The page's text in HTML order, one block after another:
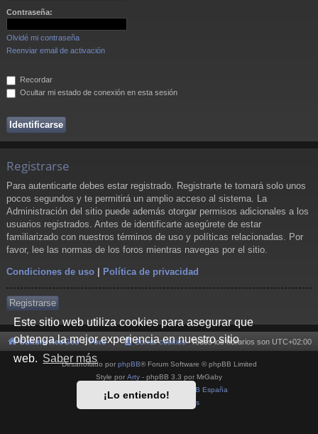
Este sitio web utiliza cookies para asegurar que
obtenga la mejor experiencia en nuestro sitio
web. Saber más
¡Lo entiendo!
Contraseña:
Olvidé mi contraseña
Reenviar email de activación
Recordar
Ocultar mi estado de conexión en esta sesión
Registrarse
Para autenticarte debes estar registrado. Registrarte te tomará solo unos
pocos segundos y te permitirá un amplio acceso al sistema. La
Administración del sitio puede además otorgar permisos adicionales a los
usuarios registrados. Antes de identificarte asegúrete de estar
familiarizado con nuestros términos de uso y políticas relacionadas. Por
favor, lee las normas de los foros mientras navegas por el sitio.
Condiciones de uso Política de privacidad
Registrarse
Cultura NeoGeo Foro Todos los horarios son UTC+02:00
Borrar cookies
Desarrollado por phpBB® Forum Software © phpBB Limited
Style por Arty - phpBB 3.3 por MrGaby
phpBB España
Condiciones